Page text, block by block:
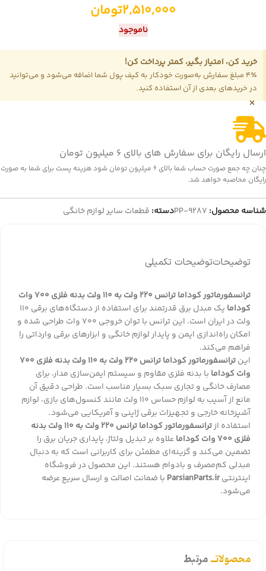
2,510,000تومان
ناموجود
خرید کن، امتیاز بگیر، کمتر پرداخت کن!
4٪ مبلغ سفارش به‌صورت خودکار به کیف پول شما اضافه می‌شود و می‌توانید
در خریدهای بعدی از آن استفاده کنید.
×
ارسال رایگان برای سفارش های بالای 6 میلیون تومان
چنان چه جمع صورت حساب شما بالای 6 میلیون تومان شود هزینه پست برای شما به صورت
رایگان محاصبه خواهد شد.
شناسه محصول: PP-9287دسته: قطعات سایر لوازم خانگی
توضیحاتتوضیحات تکمیلی
ترانسفورماتور کوداما ترانس 220 ولت به 110 ولت بدنه فلزی 700 وات
کوداما
یک مبدل برق قدرتمند برای استفاده از دستگاه‌های برقی 110
ولت در ایران است. این ترانس با توان خروجی 700 وات طراحی شده و
امکان راه‌اندازی ایمن و پایدار لوازم خانگی و ابزارهای برقی وارداتی را
فراهم می‌کند.
این
ترانسفورماتور کوداما ترانس 220 ولت به 110 ولت بدنه فلزی 700
وات کوداما با بدنه فلزی مقاوم و سیستم ایمن‌سازی مدار، برای
مصارف خانگی و تجاری سبک بسیار مناسب است. طراحی دقیق آن
مانع از آسیب به لوازم حساس 110 ولت مانند کنسول‌های بازی، لوازم
آشپزخانه خارجی و تجهیزات برقی ژاپنی و آمریکایی می‌شود.
استفاده از
ترانسفورماتور کوداما ترانس 220 ولت به 110 ولت بدنه
فلزی 700 وات کوداما
علاوه بر تبدیل ولتاژ، پایداری جریان برق را
تضمین می‌کند و گزینه‌ای مطمئن برای کاربرانی است که به دنبال
مبدلی کم‌مصرف و بادوام هستند. این محصول در فروشگاه
اینترنتیParsianParts.ir با ضمانت اصالت و ارسال سریع عرضه
می‌شود.
محصولاتــمرتبط